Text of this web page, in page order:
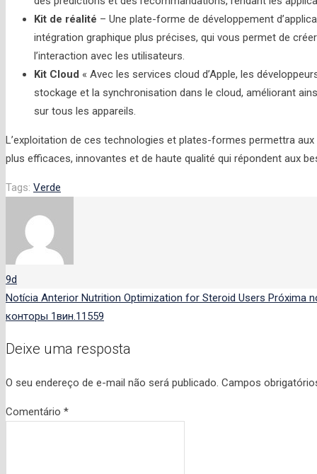
Kit de réalité – Une plate-forme de développement
intégration graphique plus précises, qui vous permet de
l’interaction avec les utilisateurs.
Kit Cloud « Avec les services cloud d’Apple, les
stockage et la synchronisation dans le cloud, améliorant
sur tous les appareils.
L’exploitation de ces technologies et plates-formes permettra
plus efficaces, innovantes et de haute qualité qui répondent aux
Tags: Verde
9d
Notícia Anterior Nutrition Optimization for Steroid Users Próxima
конторы 1вин.11559
Deixe uma resposta
O seu endereço de e-mail não será publicado. Campos
Comentário *